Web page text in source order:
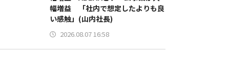
幅増益 「社内で想定したよりも良
い感触」(山内社長)
2026.08.07 16:58